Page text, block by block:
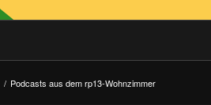
/ Podcasts aus dem rp13-Wohnzimmer